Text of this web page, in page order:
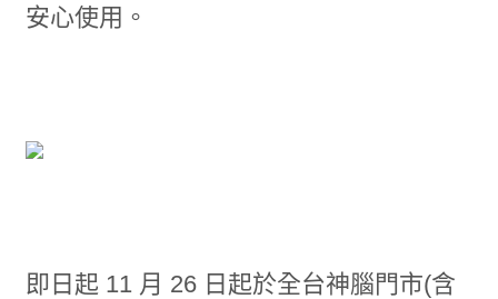
安心使用。
即日起 11 月 26 日起於全台神腦門市(含